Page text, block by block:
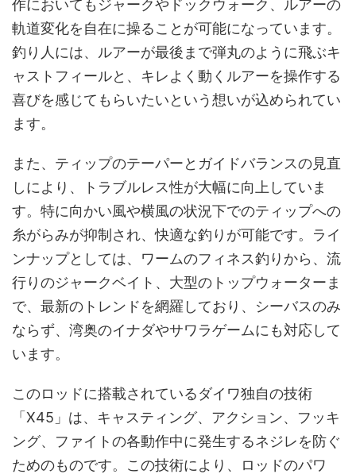
作においてもジャークやドックウォーク、ルアーの
軌道変化を自在に操ることが可能になっています。
釣り人には、ルアーが最後まで弾丸のように飛ぶキ
ャストフィールと、キレよく動くルアーを操作する
喜びを感じてもらいたいという想いが込められてい
ます。
また、ティップのテーパーとガイドバランスの見直
しにより、トラブルレス性が大幅に向上していま
す。特に向かい風や横風の状況下でのティップへの
糸がらみが抑制され、快適な釣りが可能です。ライ
ンナップとしては、ワームのフィネス釣りから、流
行りのジャークベイト、大型のトップウォーターま
で、最新のトレンドを網羅しており、シーバスのみ
ならず、湾奥のイナダやサワラゲームにも対応して
います。
このロッドに搭載されているダイワ独自の技術
「X45」は、キャスティング、アクション、フッキ
ング、ファイトの各動作中に発生するネジレを防ぐ
ためのものです。この技術により、ロッドのパワ